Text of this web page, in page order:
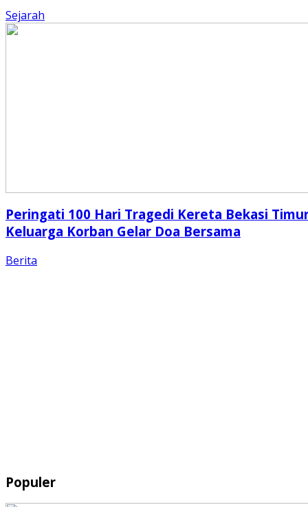
Sejarah
Peringati 100 Hari Tragedi Kereta Bekasi
Keluarga Korban Gelar Doa Bersama
Berita
Populer